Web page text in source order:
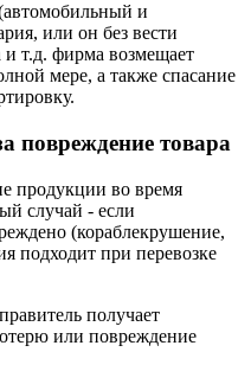
и
или он без вести
т.д. фирма возмещает
мере, а также спасание
повреждение товара
продукции во время
случай - если
(кораблекрушение,
подходит при перевозке
получает
или повреждение